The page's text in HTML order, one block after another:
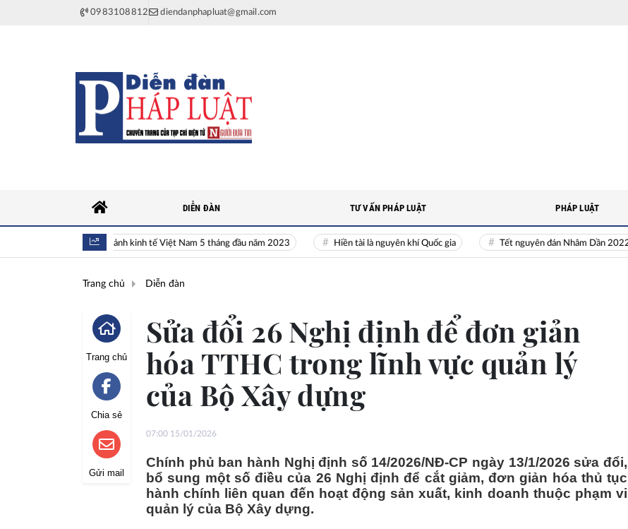
0983108812 diendanphapluat@gmail.com
Toàn cảnh kinh tế Việt Nam 5 tháng đầu năm 2023 Hiền tài là nguyên khí Quốc gia Tết nguyên đán Nhâm Dần 2022
DIỄN ĐÀN TƯ VẤN PHÁP LUẬT PHÁP LUẬT
Trang chủ Diễn đàn
Trang chủ
Chia sẻ
Gửi mail
Sửa đổi 26 Nghị định để đơn giản
hóa TTHC trong lĩnh vực quản lý
của Bộ Xây dựng
07:00 15/01/2026
Chính phủ ban hành Nghị định số 14/2026/NĐ-CP ngày 13/1/2026 sửa đổi,
bổ sung một số điều của 26 Nghị định để cắt giảm, đơn giản hóa thủ tục
hành chính liên quan đến hoạt động sản xuất, kinh doanh thuộc phạm vi
quản lý của Bộ Xây dựng.